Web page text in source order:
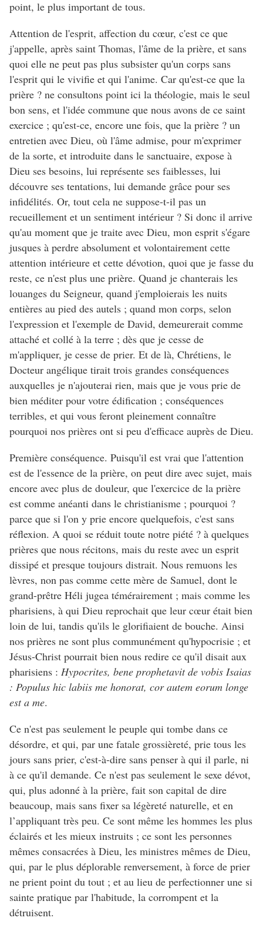
point, le plus important de tous.
Attention de l'esprit, affection du cœur, c'est ce que
j'appelle, après saint Thomas, l'âme de la prière, et sans
quoi elle ne peut pas plus subsister qu'un corps sans
l'esprit qui le vivifie et qui l'anime. Car qu'est-ce que la
prière ? ne consultons point ici la théologie, mais le seul
bon sens, et l'idée commune que nous avons de ce saint
exercice ; qu'est-ce, encore une fois, que la prière ? un
entretien avec Dieu, où l'âme admise, pour m'exprimer
de la sorte, et introduite dans le sanctuaire, expose à
Dieu ses besoins, lui représente ses faiblesses, lui
découvre ses tentations, lui demande grâce pour ses
infidélités. Or, tout cela ne suppose-t-il pas un
recueillement et un sentiment intérieur ? Si donc il arrive
qu'au moment que je traite avec Dieu, mon esprit s'égare
jusques à perdre absolument et volontairement cette
attention intérieure et cette dévotion, quoi que je fasse du
reste, ce n'est plus une prière. Quand je chanterais les
louanges du Seigneur, quand j'emploierais les nuits
entières au pied des autels ; quand mon corps, selon
l'expression et l'exemple de David, demeurerait comme
attaché et collé à la terre ; dès que je cesse de
m'appliquer, je cesse de prier. Et de là, Chrétiens, le
Docteur angélique tirait trois grandes conséquences
auxquelles je n'ajouterai rien, mais que je vous prie de
bien méditer pour votre édification ; conséquences
terribles, et qui vous feront pleinement connaître
pourquoi nos prières ont si peu d'efficace auprès de Dieu.
Première conséquence. Puisqu'il est vrai que l'attention
est de l'essence de la prière, on peut dire avec sujet, mais
encore avec plus de douleur, que l'exercice de la prière
est comme anéanti dans le christianisme ; pourquoi ?
parce que si l'on y prie encore quelquefois, c'est sans
réflexion. A quoi se réduit toute notre piété ? à quelques
prières que nous récitons, mais du reste avec un esprit
dissipé et presque toujours distrait. Nous remuons les
lèvres, non pas comme cette mère de Samuel, dont le
grand-prêtre Héli jugea témérairement ; mais comme les
pharisiens, à qui Dieu reprochait que leur cœur était bien
loin de lui, tandis qu'ils le glorifiaient de bouche. Ainsi
nos prières ne sont plus communément qu'hypocrisie ; et
Jésus-Christ pourrait bien nous redire ce qu'il disait aux
pharisiens : Hypocrites, bene prophetavit de vobis Isaias
: Populus hic labiis me honorat, cor autem eorum longe
est a me.
Ce n'est pas seulement le peuple qui tombe dans ce
désordre, et qui, par une fatale grossièreté, prie tous les
jours sans prier, c'est-à-dire sans penser à qui il parle, ni
à ce qu'il demande. Ce n'est pas seulement le sexe dévot,
qui, plus adonné à la prière, fait son capital de dire
beaucoup, mais sans fixer sa légèreté naturelle, et en
l’appliquant très peu. Ce sont même les hommes les plus
éclairés et les mieux instruits ; ce sont les personnes
mêmes consacrées à Dieu, les ministres mêmes de Dieu,
qui, par le plus déplorable renversement, à force de prier
ne prient point du tout ; et au lieu de perfectionner une si
sainte pratique par l'habitude, la corrompent et la
détruisent.